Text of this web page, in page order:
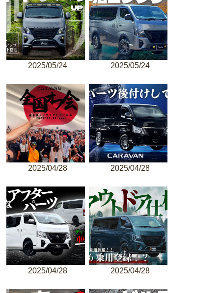
2025/05/24 2025/05/24
2025/04/28 2025/04/28
2025/04/28 2025/04/28